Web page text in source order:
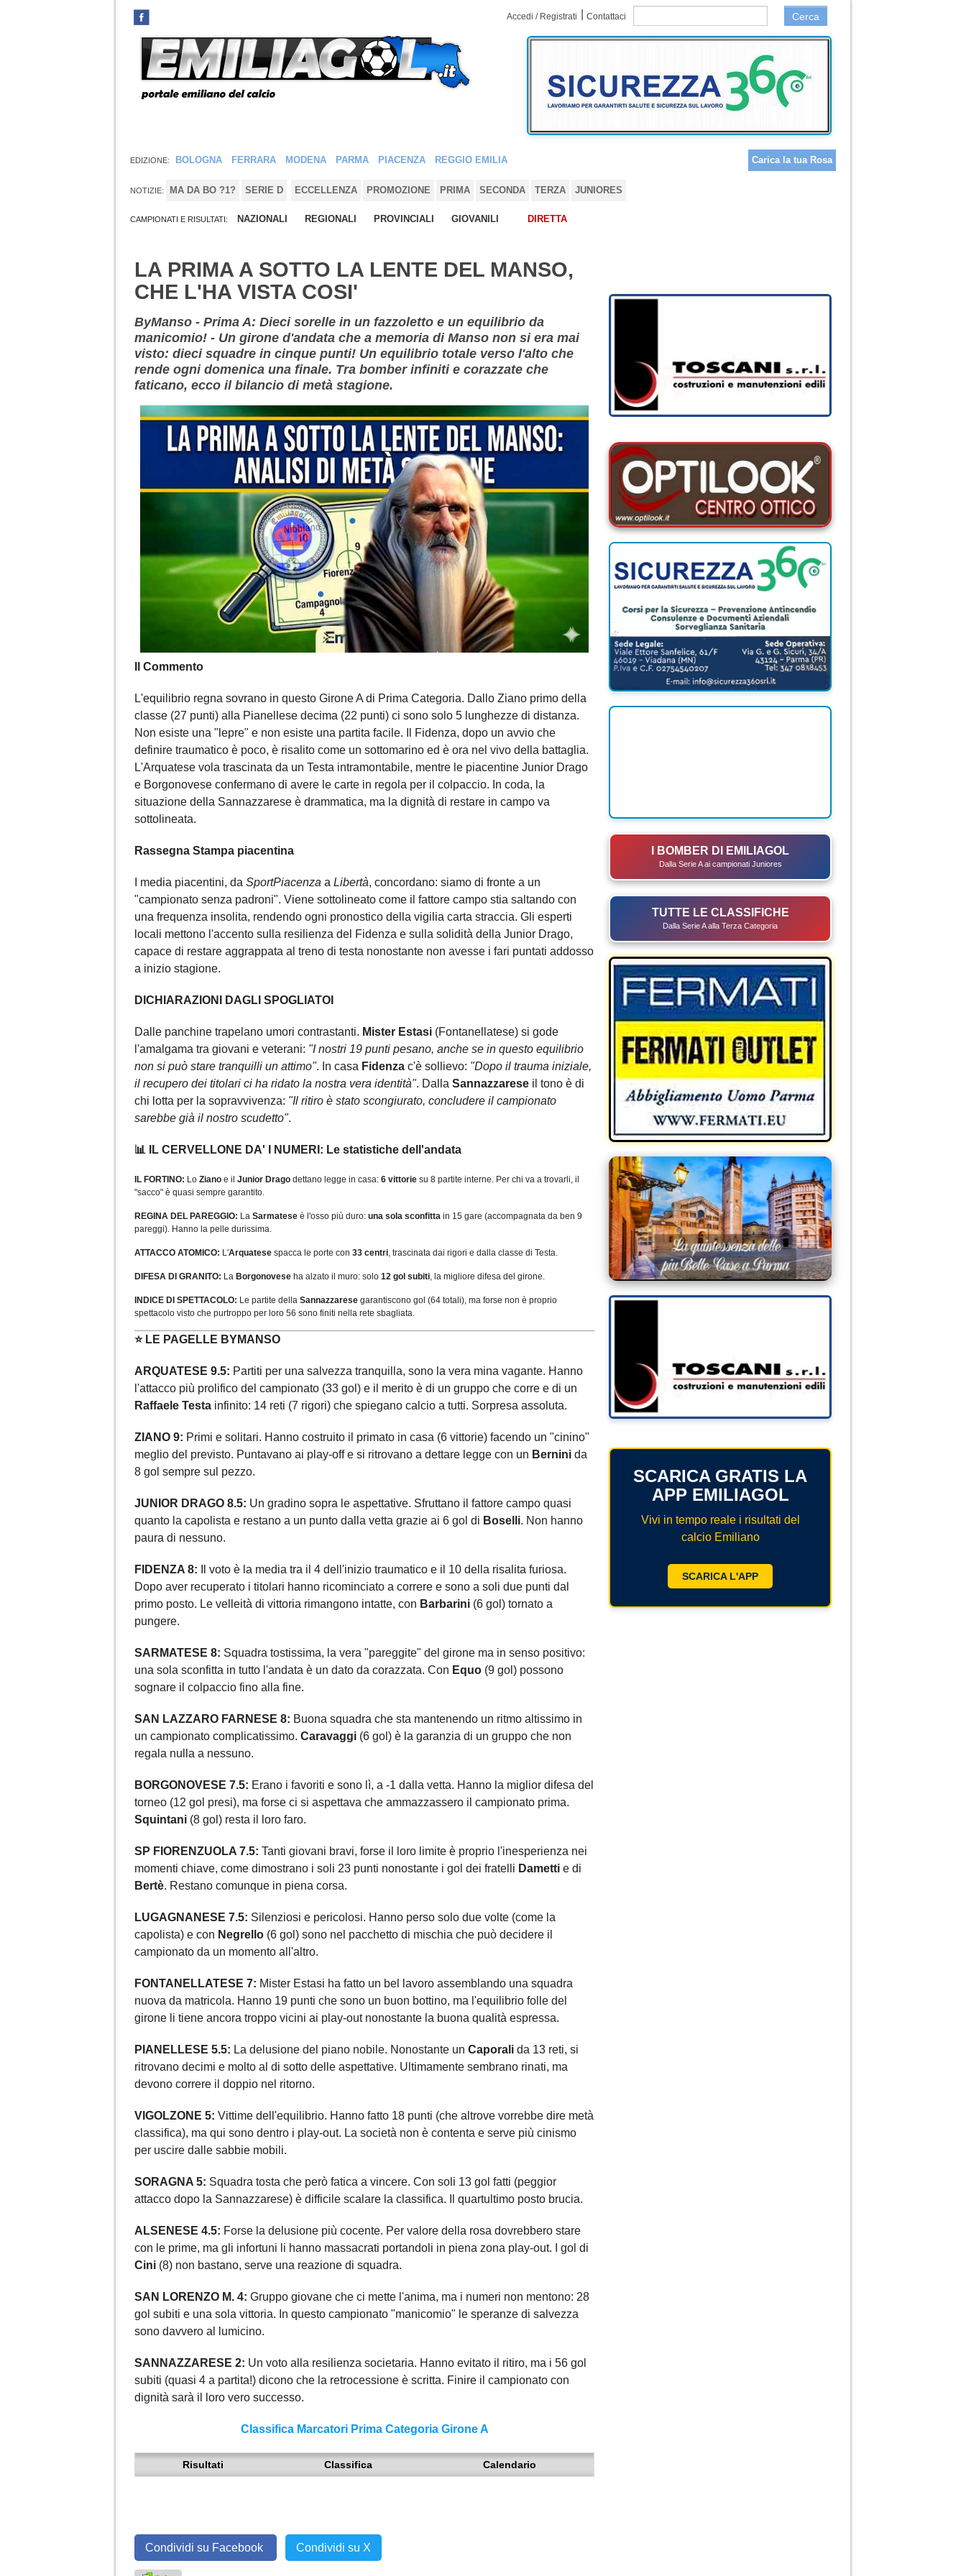
Accedi / Registrati Contattaci Cerca
EDIZIONE: BOLOGNA FERRARA MODENA PARMA PIACENZA REGGIO EMILIA Carica la tua Rosa
NOTIZIE: MA DA BO ?1? SERIE D ECCELLENZA PROMOZIONE PRIMA SECONDA TERZA JUNIORES
CAMPIONATI E RISULTATI: NAZIONALI REGIONALI PROVINCIALI GIOVANILI DIRETTA
LA PRIMA A SOTTO LA LENTE DEL MANSO,
CHE L'HA VISTA COSI'
ByManso - Prima A: Dieci sorelle in un fazzoletto e un equilibrio da
manicomio! - Un girone d'andata che a memoria di Manso non si era mai
visto: dieci squadre in cinque punti! Un equilibrio totale verso l'alto che
rende ogni domenica una finale. Tra bomber infiniti e corazzate che
faticano, ecco il bilancio di metà stagione.
Il Commento
L'equilibrio regna sovrano in questo Girone A di Prima Categoria. Dallo Ziano primo della
classe (27 punti) alla Pianellese decima (22 punti) ci sono solo 5 lunghezze di distanza.
Non esiste una "lepre" e non esiste una partita facile. Il Fidenza, dopo un avvio che
definire traumatico è poco, è risalito come un sottomarino ed è ora nel vivo della battaglia.
L'Arquatese vola trascinata da un Testa intramontabile, mentre le piacentine Junior Drago
e Borgonovese confermano di avere le carte in regola per il colpaccio. In coda, la
situazione della Sannazzarese è drammatica, ma la dignità di restare in campo va
sottolineata.
Rassegna Stampa piacentina
I media piacentini, da SportPiacenza a Libertà, concordano: siamo di fronte a un
"campionato senza padroni". Viene sottolineato come il fattore campo stia saltando con
una frequenza insolita, rendendo ogni pronostico della vigilia carta straccia. Gli esperti
locali mettono l'accento sulla resilienza del Fidenza e sulla solidità della Junior Drago,
capace di restare aggrappata al treno di testa nonostante non avesse i fari puntati addosso
a inizio stagione.
DICHIARAZIONI DAGLI SPOGLIATOI
Dalle panchine trapelano umori contrastanti. Mister Estasi (Fontanellatese) si gode
l'amalgama tra giovani e veterani: "I nostri 19 punti pesano, anche se in questo equilibrio
non si può stare tranquilli un attimo". In casa Fidenza c'è sollievo: "Dopo il trauma iniziale,
il recupero dei titolari ci ha ridato la nostra vera identità". Dalla Sannazzarese il tono è di
chi lotta per la sopravvivenza: "Il ritiro è stato scongiurato, concludere il campionato
sarebbe già il nostro scudetto".
📊 IL CERVELLONE DA' I NUMERI: Le statistiche dell'andata
IL FORTINO: Lo Ziano e il Junior Drago dettano legge in casa: 6 vittorie su 8 partite interne. Per chi va a trovarli, il
"sacco" è quasi sempre garantito.
REGINA DEL PAREGGIO: La Sarmatese è l'osso più duro: una sola sconfitta in 15 gare (accompagnata da ben 9
pareggi). Hanno la pelle durissima.
ATTACCO ATOMICO: L'Arquatese spacca le porte con 33 centri, trascinata dai rigori e dalla classe di Testa.
DIFESA DI GRANITO: La Borgonovese ha alzato il muro: solo 12 gol subiti, la migliore difesa del girone.
INDICE DI SPETTACOLO: Le partite della Sannazzarese garantiscono gol (64 totali), ma forse non è proprio
spettacolo visto che purtroppo per loro 56 sono finiti nella rete sbagliata.
⭐ LE PAGELLE BYMANSO
ARQUATESE 9.5: Partiti per una salvezza tranquilla, sono la vera mina vagante. Hanno
l'attacco più prolifico del campionato (33 gol) e il merito è di un gruppo che corre e di un
Raffaele Testa infinito: 14 reti (7 rigori) che spiegano calcio a tutti. Sorpresa assoluta.
ZIANO 9: Primi e solitari. Hanno costruito il primato in casa (6 vittorie) facendo un "cinino"
meglio del previsto. Puntavano ai play-off e si ritrovano a dettare legge con un Bernini da
8 gol sempre sul pezzo.
JUNIOR DRAGO 8.5: Un gradino sopra le aspettative. Sfruttano il fattore campo quasi
quanto la capolista e restano a un punto dalla vetta grazie ai 6 gol di Boselli. Non hanno
paura di nessuno.
FIDENZA 8: Il voto è la media tra il 4 dell'inizio traumatico e il 10 della risalita furiosa.
Dopo aver recuperato i titolari hanno ricominciato a correre e sono a soli due punti dal
primo posto. Le velleità di vittoria rimangono intatte, con Barbarini (6 gol) tornato a
pungere.
SARMATESE 8: Squadra tostissima, la vera "pareggite" del girone ma in senso positivo:
una sola sconfitta in tutto l'andata è un dato da corazzata. Con Equo (9 gol) possono
sognare il colpaccio fino alla fine.
SAN LAZZARO FARNESE 8: Buona squadra che sta mantenendo un ritmo altissimo in
un campionato complicatissimo. Caravaggi (6 gol) è la garanzia di un gruppo che non
regala nulla a nessuno.
BORGONOVESE 7.5: Erano i favoriti e sono lì, a -1 dalla vetta. Hanno la miglior difesa del
torneo (12 gol presi), ma forse ci si aspettava che ammazzassero il campionato prima.
Squintani (8 gol) resta il loro faro.
SP FIORENZUOLA 7.5: Tanti giovani bravi, forse il loro limite è proprio l'inesperienza nei
momenti chiave, come dimostrano i soli 23 punti nonostante i gol dei fratelli Dametti e di
Bertè. Restano comunque in piena corsa.
LUGAGNANESE 7.5: Silenziosi e pericolosi. Hanno perso solo due volte (come la
capolista) e con Negrello (6 gol) sono nel pacchetto di mischia che può decidere il
campionato da un momento all'altro.
FONTANELLATESE 7: Mister Estasi ha fatto un bel lavoro assemblando una squadra
nuova da matricola. Hanno 19 punti che sono un buon bottino, ma l'equilibrio folle del
girone li tiene ancora troppo vicini ai play-out nonostante la buona qualità espressa.
PIANELLESE 5.5: La delusione del piano nobile. Nonostante un Caporali da 13 reti, si
ritrovano decimi e molto al di sotto delle aspettative. Ultimamente sembrano rinati, ma
devono correre il doppio nel ritorno.
VIGOLZONE 5: Vittime dell'equilibrio. Hanno fatto 18 punti (che altrove vorrebbe dire metà
classifica), ma qui sono dentro i play-out. La società non è contenta e serve più cinismo
per uscire dalle sabbie mobili.
SORAGNA 5: Squadra tosta che però fatica a vincere. Con soli 13 gol fatti (peggior
attacco dopo la Sannazzarese) è difficile scalare la classifica. Il quartultimo posto brucia.
ALSENESE 4.5: Forse la delusione più cocente. Per valore della rosa dovrebbero stare
con le prime, ma gli infortuni li hanno massacrati portandoli in piena zona play-out. I gol di
Cini (8) non bastano, serve una reazione di squadra.
SAN LORENZO M. 4: Gruppo giovane che ci mette l'anima, ma i numeri non mentono: 28
gol subiti e una sola vittoria. In questo campionato "manicomio" le speranze di salvezza
sono davvero al lumicino.
SANNAZZARESE 2: Un voto alla resilienza societaria. Hanno evitato il ritiro, ma i 56 gol
subiti (quasi 4 a partita!) dicono che la retrocessione è scritta. Finire il campionato con
dignità sarà il loro vero successo.
Classifica Marcatori Prima Categoria Girone A
Risultati Classifica Calendario
Condividi su Facebook Condividi su X
I BOMBER DI EMILIAGOL
Dalla Serie A ai campionati Juniores
TUTTE LE CLASSIFICHE
Dalla Serie A alla Terza Categoria
SCARICA GRATIS LA
APP EMILIAGOL
Vivi in tempo reale i risultati del
calcio Emiliano
SCARICA L'APP